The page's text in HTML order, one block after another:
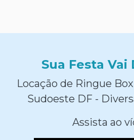
Sua Festa Vai
Locação de Ringue
Sudoeste DF -
Assista ao